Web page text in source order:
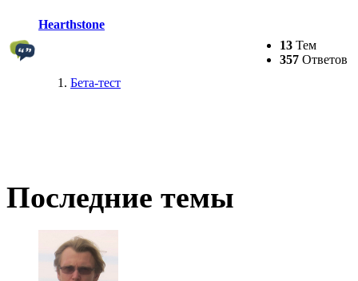
Hearthstone
Бета-тест
13 Тем
357 Ответов
Последние темы